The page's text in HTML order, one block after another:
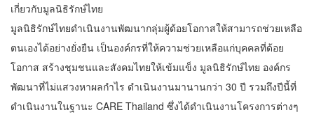
เกี่ยวกับมูลนิธิรักษ์ไทย
มูลนิธิรักษ์ไทยดำเนินงานพัฒนากลุ่มผู้ด้อยโอกาสให้สามารถช่วยเหลือ
ตนเองได้อย่างยั่งยืน เป็นองค์กรที่ให้ความช่วยเหลือแก่บุคคลที่ด้อย
โอกาส สร้างชุมชนและสังคมไทยให้เข้มแข็ง มูลนิธิรักษ์ไทย องค์กร
พัฒนาที่ไม่แสวงหาผลกำไร ดำเนินงานมานานกว่า 30 ปี รวมถึงปีนี้ที่
ดำเนินงานในฐานะ CARE Thailand ซึ่งได้ดำเนินงานโครงการต่างๆ